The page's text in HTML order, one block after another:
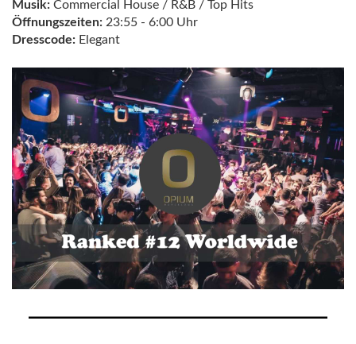
Musik: Commercial House / R&B / Top Hits
Öffnungszeiten: 23:55 - 6:00 Uhr
Dresscode: Elegant